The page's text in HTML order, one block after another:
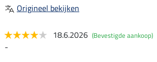
Origineel bekijken
18.6.2026 (Bevestigde aankoop)
-